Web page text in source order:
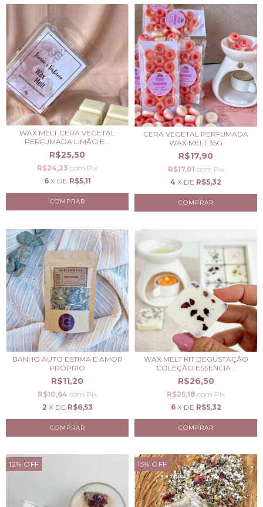
WAX MELT CERA VEGETAL
PERFUMADA LIMÃO E...
R$25,50
R$24,23 com Pix
6 X DE R$5,11
CERA VEGETAL PERFUMADA
WAX MELT 35G
R$17,90
R$17,01 com Pix
4 X DE R$5,32
BANHO AUTO ESTIMA E AMOR
PRÓPRIO
R$11,20
R$10,64 com Pix
2 X DE R$6,53
WAX MELT KIT DEGUSTAÇÃO
COLEÇÃO ESSENCIA...
R$26,50
R$25,18 com Pix
6 X DE R$5,32
12% OFF 15% OFF